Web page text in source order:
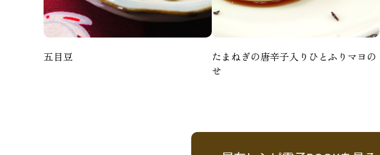
五目豆
たまねぎの唐辛子入りひとふりマヨの
せ